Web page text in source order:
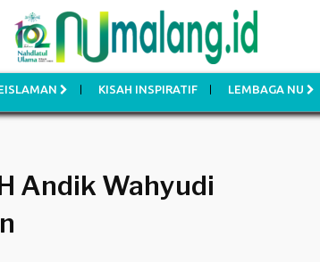
KISAH INSPIRATIF LEMBAGA NU
Andik Wahyudi